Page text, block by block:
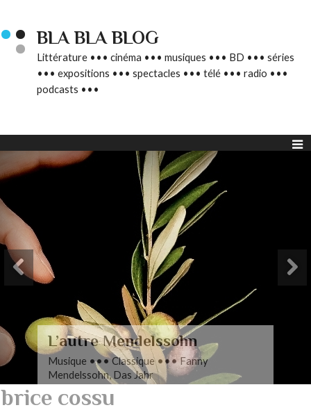
BLA BLA BLOG
Littérature ••• cinéma ••• musiques ••• BD ••• séries
••• expositions ••• spectacles ••• télé ••• radio •••
podcasts •••
L’autre Mendelssohn
Musique ••• Classique ••• Fanny
Mendelssohn, Das Jahr
brice cossu